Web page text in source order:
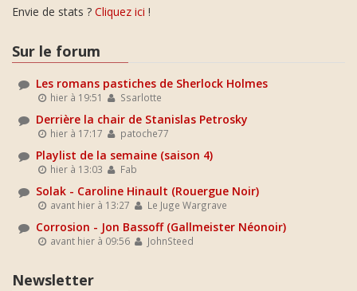
Envie de stats ? Cliquez ici !
Sur le forum
Les romans pastiches de Sherlock Holmes
hier à 19:51 Ssarlotte
Derrière la chair de Stanislas Petrosky
hier à 17:17 patoche77
Playlist de la semaine (saison 4)
hier à 13:03 Fab
Solak - Caroline Hinault (Rouergue Noir)
avant hier à 13:27 Le Juge Wargrave
Corrosion - Jon Bassoff (Gallmeister Néonoir)
avant hier à 09:56 JohnSteed
Newsletter